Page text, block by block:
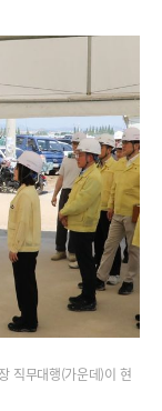
직무대행(가운데)이 현